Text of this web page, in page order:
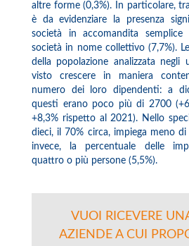
altre forme (0,3%). In particolare,
è da evidenziare la presenza
società in accomandita
società in nome collettivo (7,7%).
della popolazione analizzata
visto crescere in maniera
numero dei loro dipendenti: a
questi erano poco più di 2700
+8,3% rispetto al 2021). Nello
dieci, il 70% circa, impiega meno
invece, la percentuale delle
quattro o più persone (5,5%).
VUOI RICEVERE
AZIENDE A CUI